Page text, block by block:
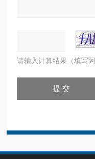
请输入计算结果（填写